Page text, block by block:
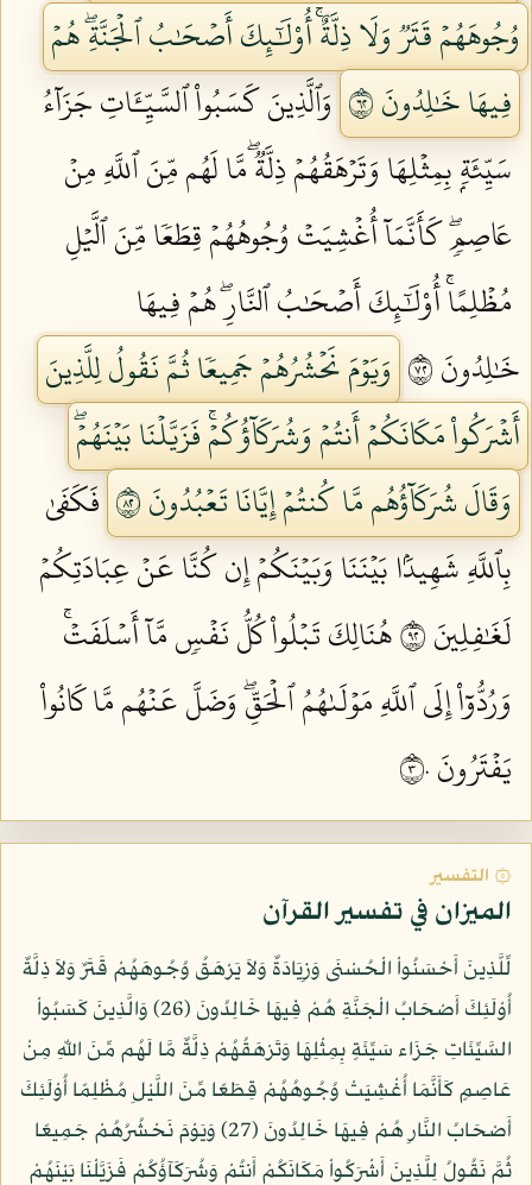
وُجُوهَهُمۡ قَتَرٞ وَلَا ذِلَّةٌۚ أُوْلَٰٓئِكَ أَصۡحَٰبُ ٱلۡجَنَّةِۖ هُمۡ
فِيهَا خَٰلِدُونَ ٢٦
وَٱلَّذِينَ كَسَبُواْ ٱلسَّيِّـَٔاتِ جَزَآءُ
سَيِّئَةِۭ بِمِثۡلِهَا وَتَرۡهَقُهُمۡ ذِلَّةٞۖ مَّا لَهُم مِّنَ ٱللَّهِ مِنۡ
عَاصِمٖۖ كَأَنَّمَآ أُغۡشِيَتۡ وُجُوهُهُمۡ قِطَعٗا مِّنَ ٱلَّيۡلِ
مُظۡلِمًاۚ أُوْلَٰٓئِكَ أَصۡحَٰبُ ٱلنَّارِۖ هُمۡ فِيهَا
خَٰلِدُونَ ٢٧
وَيَوۡمَ نَحۡشُرُهُمۡ جَمِيعٗا ثُمَّ نَقُولُ لِلَّذِينَ
أَشۡرَكُواْ مَكَانَكُمۡ أَنتُمۡ وَشُرَكَآؤُكُمۡۚ فَزَيَّلۡنَا بَيۡنَهُمۡۖ
وَقَالَ شُرَكَآؤُهُم مَّا كُنتُمۡ إِيَّانَا تَعۡبُدُونَ ٢٨
فَكَفَىٰ
بِٱللَّهِ شَهِيدَۢا بَيۡنَنَا وَبَيۡنَكُمۡ إِن كُنَّا عَنۡ عِبَادَتِكُمۡ
لَغَٰفِلِينَ ٢٩
هُنَالِكَ تَبۡلُواْ كُلُّ نَفۡسٖ مَّآ أَسۡلَفَتۡۚ
وَرُدُّوٓاْ إِلَى ٱللَّهِ مَوۡلَىٰهُمُ ٱلۡحَقِّۖ وَضَلَّ عَنۡهُم مَّا كَانُواْ
يَفۡتَرُونَ ٣٠
۞ التفسير
الميزان في تفسير القرآن
لِّلَّذِينَ أَحْسَنُواْ الْحُسْنَى وَزِيَادَةٌ وَلاَ يَرْهَقُ وُجُوهَهُمْ قَتَرٌ وَلاَ ذِلَّةٌ
أُوْلَئِكَ أَصْحَابُ الْجَنَّةِ هُمْ فِيهَا خَالِدُونَ (26) وَالَّذِينَ كَسَبُواْ
السَّيِّئَاتِ جَزَاء سَيِّئَةٍ بِمِثْلِهَا وَتَرْهَقُهُمْ ذِلَّةٌ مَّا لَهُم مِّنَ اللّهِ مِنْ
عَاصِمٍ كَأَنَّمَا أُغْشِيَتْ وُجُوهُهُمْ قِطَعًا مِّنَ اللَّيْلِ مُظْلِمًا أُوْلَئِكَ
أَصْحَابُ النَّارِ هُمْ فِيهَا خَالِدُونَ (27) وَيَوْمَ نَحْشُرُهُمْ جَمِيعًا
ثُمَّ نَقُولُ لِلَّذِينَ أَشْرَكُواْ مَكَانَكُمْ أَنتُمْ وَشُرَكَآؤُكُمْ فَزَيَّلْنَا بَيْنَهُمْ